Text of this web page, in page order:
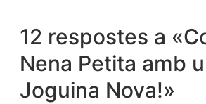
12 respostes a
Nena Petita amb
Joguina Nova!»